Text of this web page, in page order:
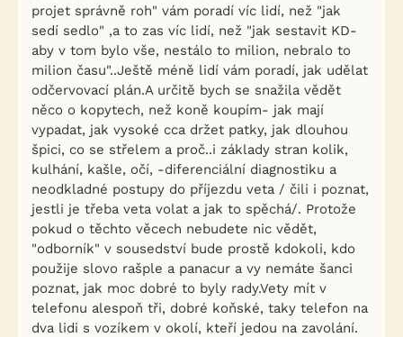
projet správně roh" vám poradí víc lidí, než "jak
sedí sedlo" ,a to zas víc lidí, než "jak sestavit KD-
aby v tom bylo vše, nestálo to milion, nebralo to
milion času"..Ještě méně lidí vám poradí, jak udělat
odčervovací plán.A určitě bych se snažila vědět
něco o kopytech, než koně koupím- jak mají
vypadat, jak vysoké cca držet patky, jak dlouhou
špici, co se střelem a proč..i základy stran kolik,
kulhání, kašle, očí, -diferenciální diagnostiku a
neodkladné postupy do příjezdu veta / čili i poznat,
jestli je třeba veta volat a jak to spěchá/. Protože
pokud o těchto věcech nebudete nic vědět,
"odborník" v sousedství bude prostě kdokoli, kdo
použije slovo rašple a panacur a vy nemáte šanci
poznat, jak moc dobré to byly rady.Vety mít v
telefonu alespoň tři, dobré koňské, taky telefon na
dva lidi s vozíkem v okolí, kteří jedou na zavolání.